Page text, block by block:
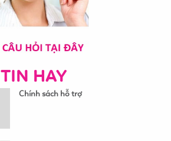
TIN HAY
Chính sách hỗ trợ